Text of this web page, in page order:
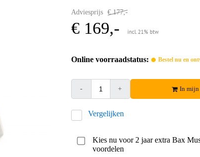
Adviesprijs € 177,-
€ 169,- incl. 21% btw
Online voorraadstatus: Bestel nu en
- + In mijn
Vergelijken
Kies nu voor 2 jaar extra Bax
voordelen